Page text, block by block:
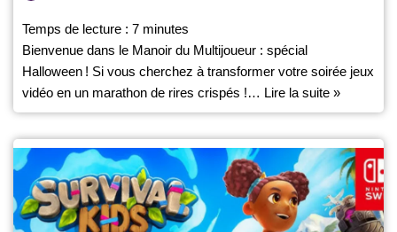
Temps de lecture : 7 minutes
Bienvenue dans le Manoir du Multijoueur : spécial
Halloween ! Si vous cherchez à transformer votre soirée jeux
vidéo en un marathon de rires crispés !… Lire la suite »